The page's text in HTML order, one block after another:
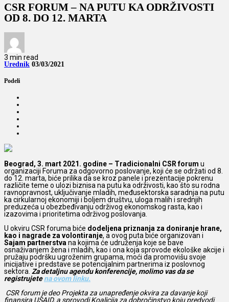
CSR FORUM – NA PUTU KA ODRŽIVOSTI
OD 8. DO 12. MARTA
3 min read
Urednik 03/03/2021
Podeli
Beograd, 3. mart 2021. godine – Tradicionalni CSR forum u
organizaciji Foruma za odgovorno poslovanje, koji će se održati od 8.
do 12. marta, biće prilika da se kroz panele i prezentacije pokrenu
različite teme o ulozi biznisa na putu ka održivosti, kao što su rodna
ravnopravnost, uključivanje mladih, međusektorska saradnja na putu
ka cirkularnoj ekonomiji i boljem društvu, uloga malih i srednjih
preduzeća u obezbeđivanju održivog ekonomskog rasta, kao i
izazovima i prioritetima održivog poslovanja.
U okviru CSR foruma biće dodeljena priznanja za doniranje hrane,
kao i nagrade za volontiranje, a ovog puta biće organizovan i
Sajam partnerstva na kojima će udruženja koje se bave
osnaživanjem žena i mladih, kao i ona koja sprovode ekološke akcije i
pružaju podršku ugroženim grupama, moći da promovišu svoje
inicijative i predstave se potencijalnim partnerima iz poslovnog
sektora. Za detaljnu agendu konferencije, molimo vas da se
registrujetena ovom linku.
CSR forum je deo Projekta za unapređenje okvira za davanje koji
finansira USAID, a sprovodi Koalicija za dobročinstvo koju predvodi